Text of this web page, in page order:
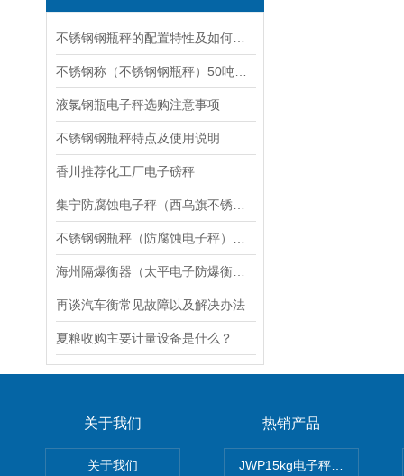
液氯钢瓶电子秤选购注意事项
不锈钢钢瓶秤特点及使用说明
香川推荐化工厂电子磅秤
再谈汽车衡常见故障以及解决办法
夏粮收购主要计量设备是什么？
关于我们
关于我们
热销产品
JWP15kg电子秤价格,15公